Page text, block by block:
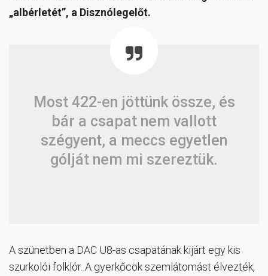
„albérletét”, a Disznólegelőt.
Most 422-en jöttünk össze, és
bár a csapat nem vallott
szégyent, a meccs egyetlen
gólját nem mi szereztük.
A szünetben a DAC U8-as csapatának kijárt egy kis
szurkolói folklór. A gyerkőcök szemlátomást élvezték,